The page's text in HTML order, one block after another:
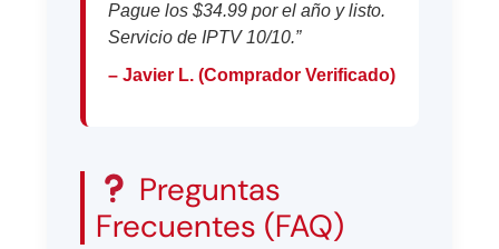
Pague los $34.99 por el año y listo.
Servicio de IPTV 10/10.”
– Javier L. (Comprador Verificado)
Preguntas
Frecuentes (FAQ)